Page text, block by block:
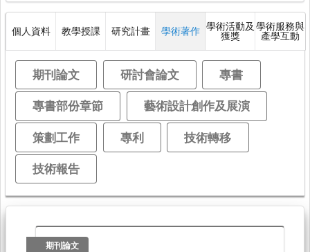
個人資料 教學授課 研究計畫 學術著作 學術活動及
獲獎
學術服務與
產學互動
期刊論文 研討會論文 專書
專書部份章節 藝術設計創作及展演
策劃工作 專利 技術轉移
技術報告
期刊論文